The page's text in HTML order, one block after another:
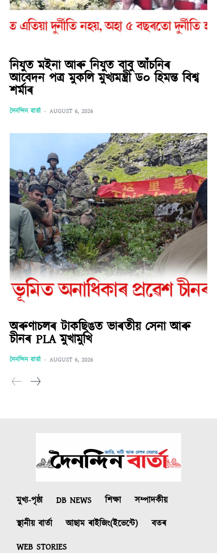
নিযুত মইনা আৰু নিযুত বাবু আঁচনিৰ
আবেদন পত্ৰ মুকলি মুখ্যমন্ত্ৰী ড০ হিমন্ত বিশ্ব
শৰ্মাৰ
দৈনন্দিন বাৰ্তা - AUGUST 6, 2026
অৰুণাচলৰ টাকছিঙত ভাৰতীয় সেনা আৰু
চীনৰ PLA মুখামুখি
দৈনন্দিন বাৰ্তা - AUGUST 6, 2026
মুখ্য-পৃষ্ঠা DB NEWS শিক্ষা
সম্পাদকীয়
স্থানীয় বাৰ্তা
আছাম ৰাইজিং(ইভেন্টে)
বতৰ
WEB STORIES